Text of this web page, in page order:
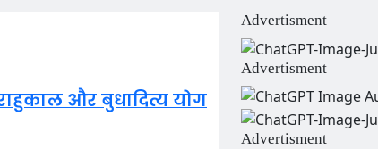
और बुधादित्य योग
Advertisment
Advertisment
Advertisment